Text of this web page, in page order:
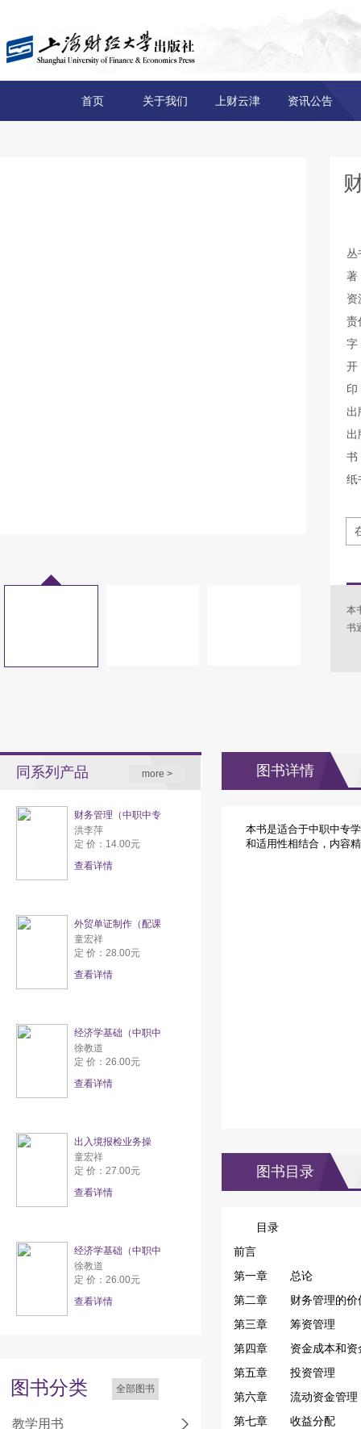
首页 关于我们 上财云津 资讯公告
丛
著
资
责
出
出
纸
本
书
同系列产品 more >
财务管理（中职中专
洪李萍
定 价：14.00元
查看详情
外贸单证制作（配课
童宏祥
定 价：28.00元
查看详情
经济学基础（中职中
徐教道
定 价：26.00元
查看详情
出入境报检业务操
童宏祥
定 价：27.00元
查看详情
经济学基础（中职中
徐教道
定 价：26.00元
查看详情
图书分类 全部图书
教学用书
图书详情
本书是适合于中职中专
和适用性相结合，内容
图书目录
目录
前言
第一章 总论
第二章 财务管理的价
第三章 筹资管理
第四章 资金成本和资
第五章 投资管理
第六章 流动资金管理
第七章 收益分配